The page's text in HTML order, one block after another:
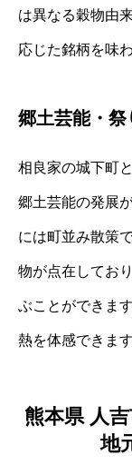
は異なる穀物由
応じた銘柄を味
郷土芸能・
相良家の城下町
郷土芸能の発展
には町並み散策
物が点在してお
ぶことができま
熱を体感できます
熊本県 人
地